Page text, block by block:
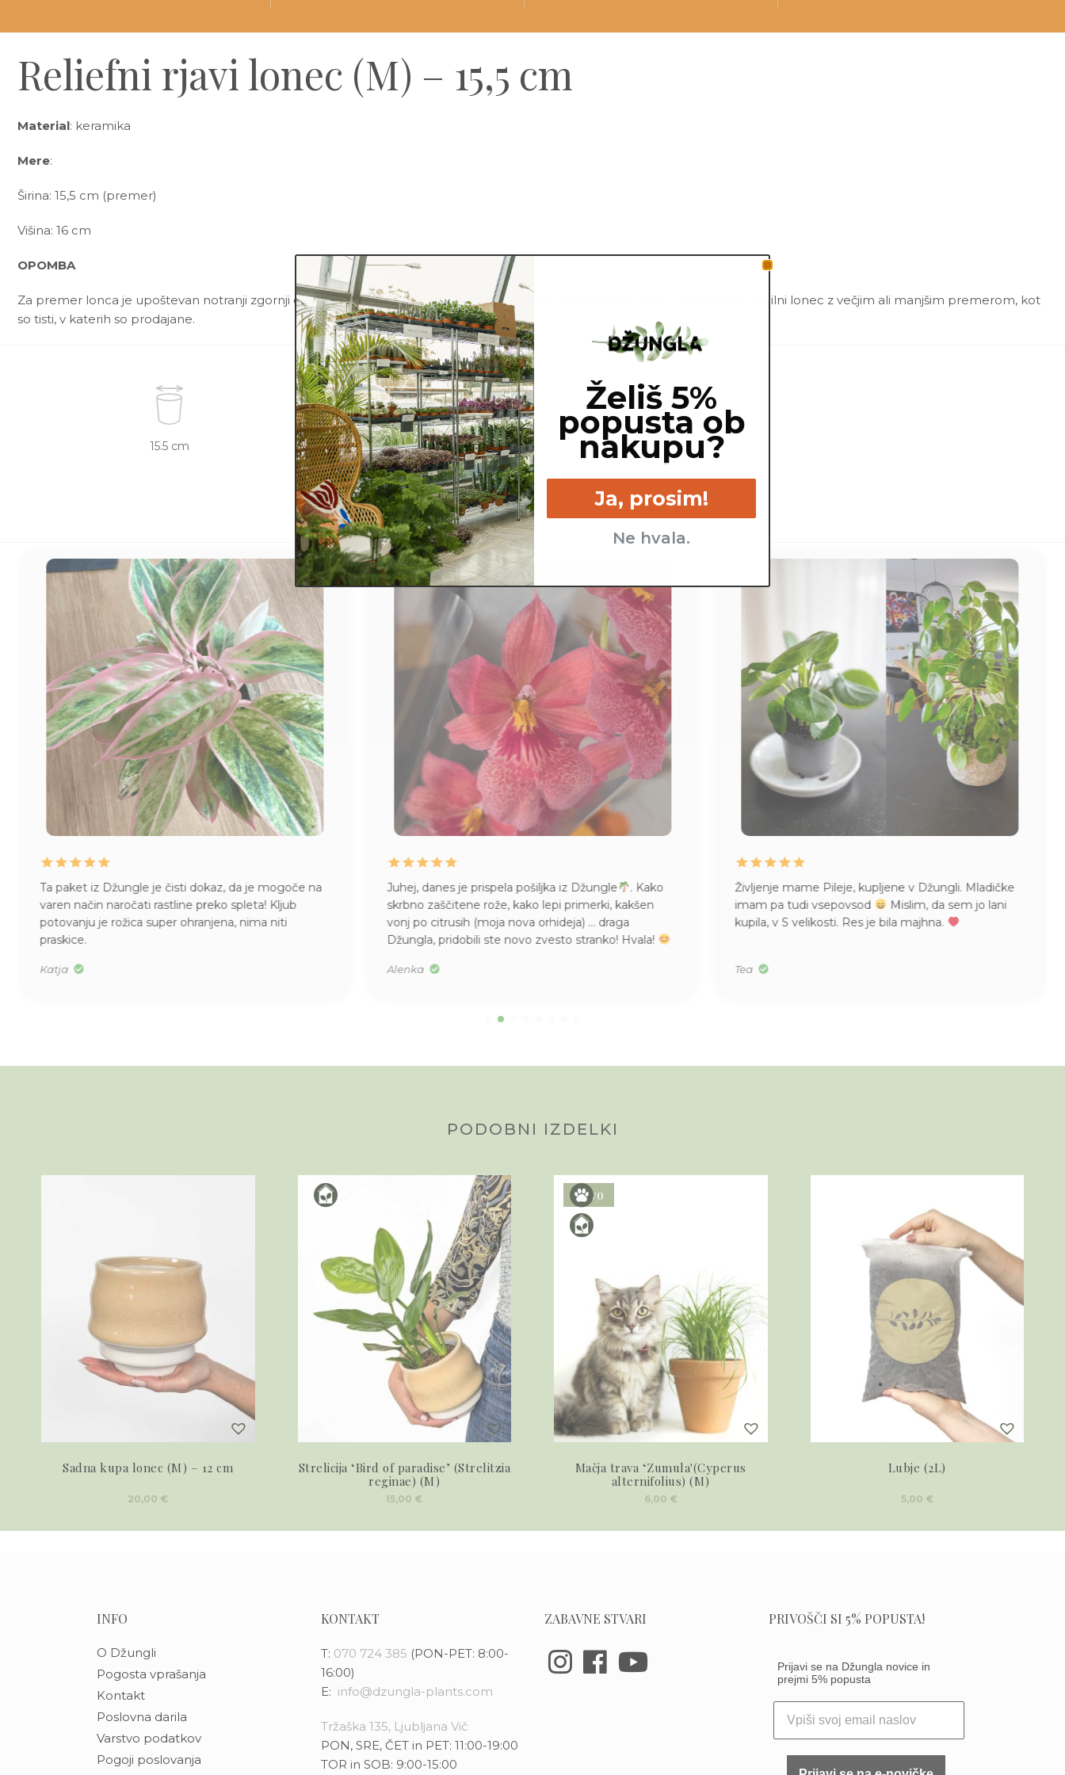
Reliefni rjavi lonec (M) – 15,5 cm
Material: keramika
Mere:
Širina: 15,5 cm (premer)
Višina: 16 cm
OPOMBA
Za premer lonca je upoštevan notranji zgornji del lonca. Za potrebe fotografiranja je lahko katera izmed rastlin presajena v sadilni lonec z večjim ali manjšim premerom, kot
so tisti, v katerih so prodajane.
15.5 cm
Ta paket iz Džungle je čisti dokaz, da je mogoče na
varen način naročati rastline preko spleta! Kljub
potovanju je rožica super ohranjena, nima niti
praskice.
Katja
Juhej, danes je prispela pošiljka iz Džungle
. Kako
skrbno zaščitene rože, kako lepi primerki, kakšen
vonj po citrusih (moja nova orhideja) … draga
Džungla, pridobili ste novo zvesto stranko! Hvala!
Alenka
Življenje mame Pileje, kupljene v Džungli. Mladičke
imam pa tudi vsepovsod
Mislim, da sem jo lani
kupila, v S velikosti. Res je bila majhna.
Tea
PODOBNI IZDELKI
Sadna kupa lonec (M) – 12 cm
20,00 €
Strelicija ‘Bird of paradise’ (Strelitzia
reginae) (M)
15,00 €
Novo
Mačja trava ‘Zumula'(Cyperus
alternifolius) (M)
6,00 €
Lubje (2L)
5,00 €
INFO
O Džungli
Pogosta vprašanja
Kontakt
Poslovna darila
Varstvo podatkov
Pogoji poslovanja
KONTAKT
T: 070 724 385 (PON-PET: 8:00-
16:00)
E: info@dzungla-plants.com
Tržaška 135, Ljubljana Vič
PON, SRE, ČET in PET: 11:00-19:00
TOR in SOB: 9:00-15:00
ZABAVNE STVARI PRIVOŠČI SI 5% POPUSTA!
Prijavi se na Džungla novice in
prejmi 5% popusta
Želiš 5%
popusta ob
nakupu?
Ja, prosim!
Ne hvala.